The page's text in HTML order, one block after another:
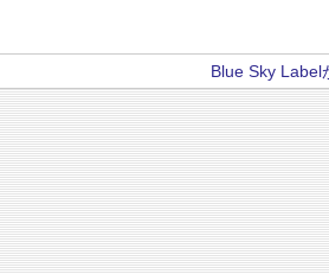
Blue Sky Label